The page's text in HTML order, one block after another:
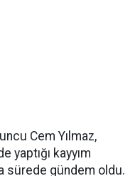
Cem Yılmaz,
kayyım
sürede gündem oldu.